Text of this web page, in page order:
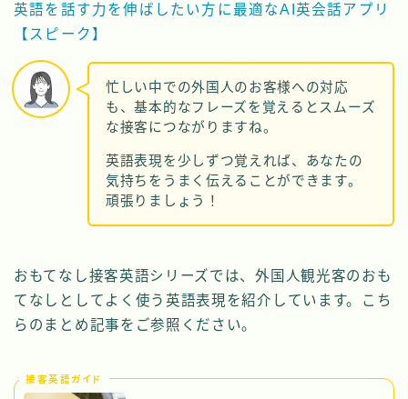
英語を話す力を伸ばしたい方に最適なAI英会話アプリ
【スピーク】
忙しい中での外国人のお客様への対応
も、基本的なフレーズを覚えるとスムーズ
な接客につながりますね。
英語表現を少しずつ覚えれば、あなたの
気持ちをうまく伝えることができます。
頑張りましょう！
おもてなし接客英語シリーズでは、外国人観光客のおも
てなしとしてよく使う英語表現を紹介しています。こち
らのまとめ記事をご参照ください。
接客英語ガイド